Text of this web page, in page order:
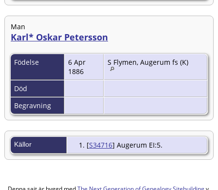
Man
Karl* Oskar Petersson
Födelse
6 Apr
1886
S Flymen, Augerum fs (K)
Död
Begravning
Källor [S34716] Augerum EI:5.